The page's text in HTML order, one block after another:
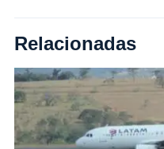
Relacionadas